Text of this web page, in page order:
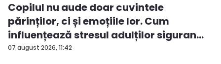
07 august 2026, 11:42
Copilul nu aude doar cuvintele
părinților, ci și emoțiile lor. Cum
influențează stresul adulților siguran...